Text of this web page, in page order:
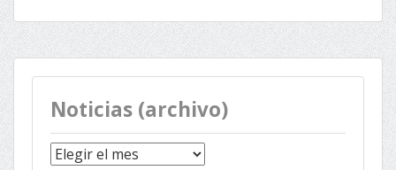
Noticias (archivo)
Noticias